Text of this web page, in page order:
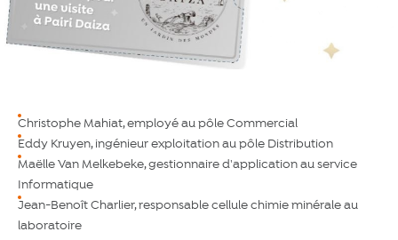
Christophe Mahiat, employé au pôle Commercial
Eddy Kruyen, ingénieur exploitation au pôle Distribution
Maëlle Van Melkebeke, gestionnaire d'application au service
Informatique
Jean-Benoît Charlier, responsable cellule chimie minérale au
laboratoire